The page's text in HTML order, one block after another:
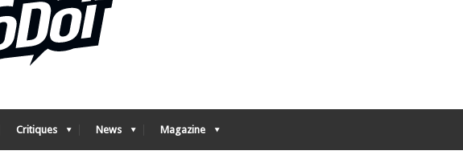
Critiques News Magazine